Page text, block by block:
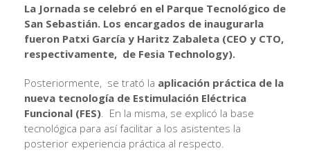
La Jornada se celebró en el Parque Tecnológico de
San Sebastián. Los encargados de inaugurarla
fueron Patxi García y Haritz Zabaleta (CEO y CTO,
respectivamente, de Fesia Technology).
Posteriormente, se trató la aplicación práctica de la
nueva tecnología de Estimulación Eléctrica
Funcional (FES) . En la misma, se explicó la base
tecnológica para así facilitar a los asistentes la
posterior experiencia práctica al respecto.